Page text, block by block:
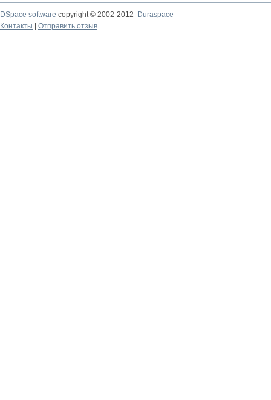
DSpace software copyright © 2002-2012
Duraspace
Контакты
Отправить отзыв